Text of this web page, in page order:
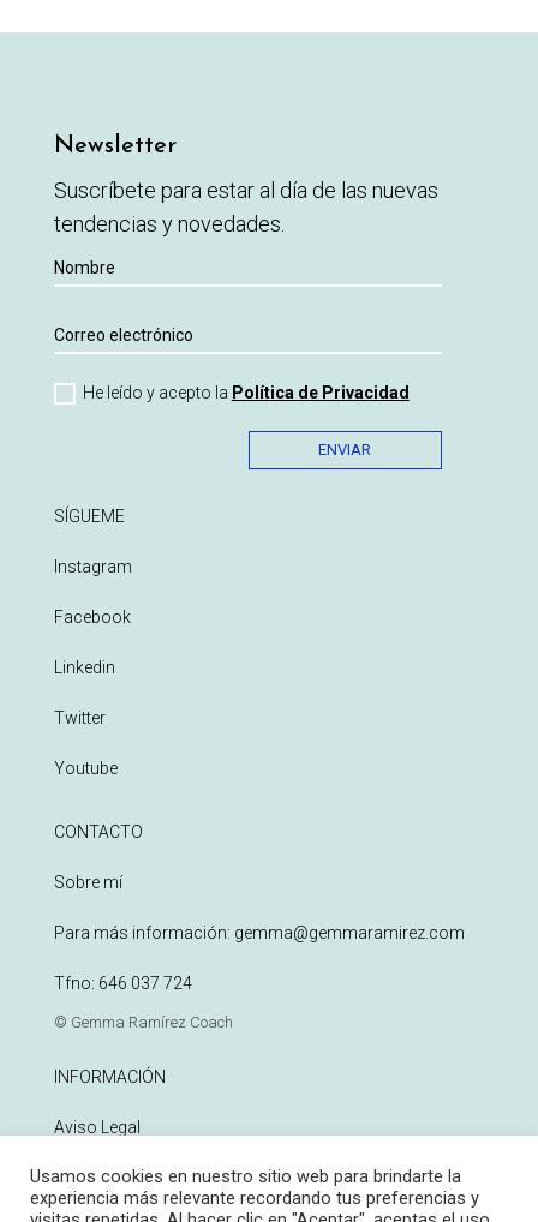
Newsletter
Suscríbete para estar al día de las nuevas
tendencias y novedades.
He leído y acepto la Política de Privacidad
ENVIAR
SÍGUEME
Instagram
Facebook
Linkedin
Twitter
Youtube
CONTACTO
Sobre mí
Para más información: gemma@gemmaramirez.com
Tfno: 646 037 724
© Gemma Ramírez Coach
INFORMACIÓN
Aviso Legal
Política de Privacidad
Usamos cookies en nuestro sitio web para brindarte la
experiencia más relevante recordando tus preferencias y